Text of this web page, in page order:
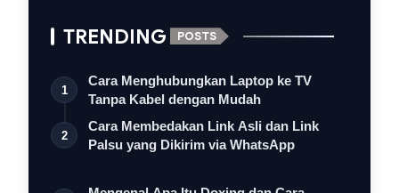
TRENDING POSTS
1
Cara Menghubungkan Laptop ke TV
Tanpa Kabel dengan Mudah
2
Cara Membedakan Link Asli dan Link
Palsu yang Dikirim via WhatsApp